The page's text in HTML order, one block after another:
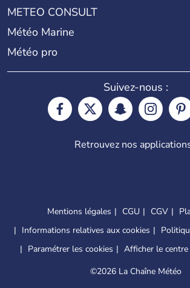
METEO CONSULT
Météo Marine
Météo pro
Suivez-nous :
Retrouvez nos
Mentions légales CGU CGV
Informations relatives aux cookies
Paramétrer les cookies
Afficher le
©2026 La Chaîne Météo